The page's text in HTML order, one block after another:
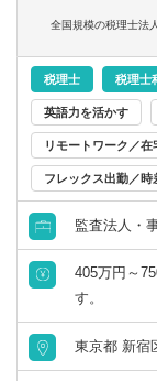
【会計ソフト
■Freee、達
様に応じて
全国規模の税理士法
税理士 税理士
英語力を活かす
リモートワーク／在
フレックス出勤／時
監査法人・
405万円～
す。
東京都 新宿